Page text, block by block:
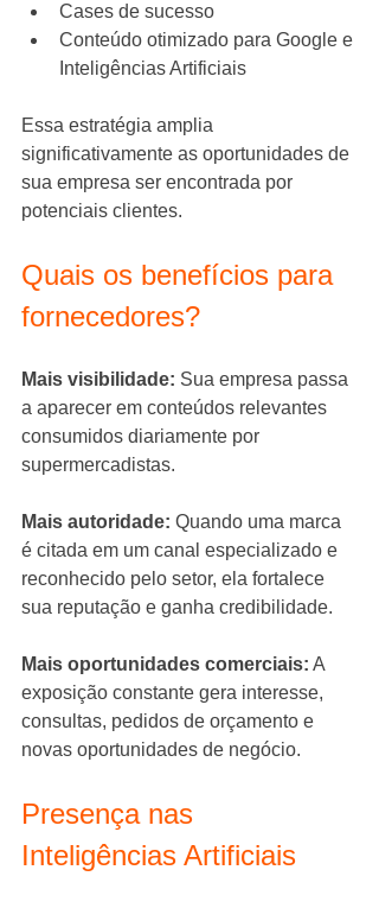
Cases de sucesso
Conteúdo otimizado para Google e
Inteligências Artificiais
Essa estratégia amplia
significativamente as oportunidades de
sua empresa ser encontrada por
potenciais clientes.
Quais os benefícios para
fornecedores?
Mais visibilidade: Sua empresa passa
a aparecer em conteúdos relevantes
consumidos diariamente por
supermercadistas.
Mais autoridade: Quando uma marca
é citada em um canal especializado e
reconhecido pelo setor, ela fortalece
sua reputação e ganha credibilidade.
Mais oportunidades comerciais: A
exposição constante gera interesse,
consultas, pedidos de orçamento e
novas oportunidades de negócio.
Presença nas
Inteligências Artificiais